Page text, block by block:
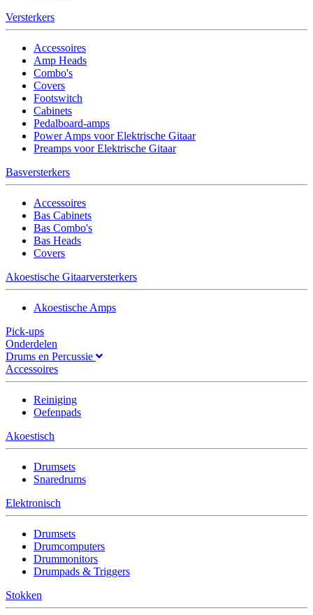
Versterkers
Accessoires
Amp Heads
Combo's
Covers
Footswitch
Cabinets
Pedalboard-amps
Power Amps voor Elektrische Gitaar
Preamps voor Elektrische Gitaar
Basversterkers
Accessoires
Bas Cabinets
Bas Combo's
Bas Heads
Covers
Akoestische Gitaarversterkers
Akoestische Amps
Pick-ups
Onderdelen
Drums en Percussie
Accessoires
Reiniging
Oefenpads
Akoestisch
Drumsets
Snaredrums
Elektronisch
Drumsets
Drumcomputers
Drummonitors
Drumpads & Triggers
Stokken